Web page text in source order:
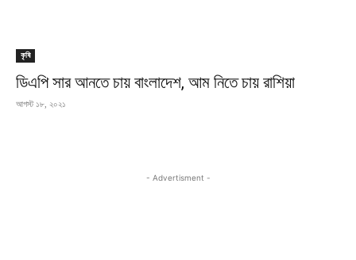
কৃষি
ডিএপি সার আনতে চায় বাংলাদেশ, আম নিতে চায় রাশিয়া
আগস্ট ১৮, ২০২১
- Advertisment -